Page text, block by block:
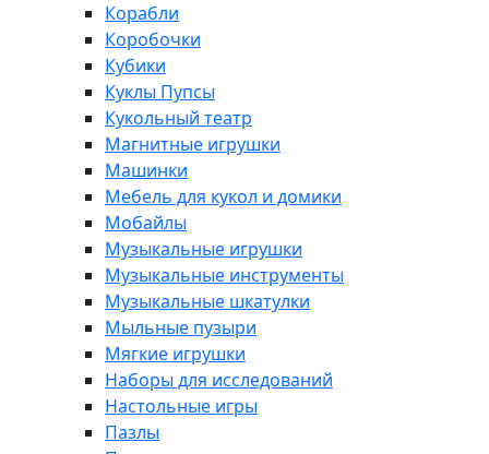
Корабли
Коробочки
Кубики
Куклы Пупсы
Кукольный театр
Магнитные игрушки
Машинки
Мебель для кукол и домики
Мобайлы
Музыкальные игрушки
Музыкальные инструменты
Музыкальные шкатулки
Мыльные пузыри
Мягкие игрушки
Наборы для исследований
Настольные игры
Пазлы